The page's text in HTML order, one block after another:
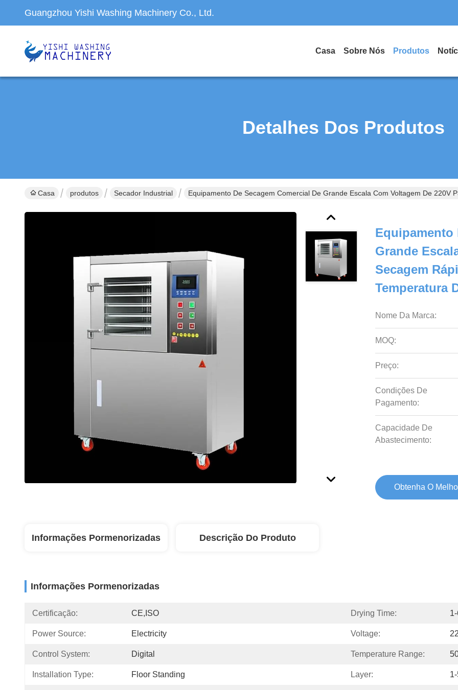
Guangzhou Yishi Washing Machinery Co., Ltd.
Casa Sobre Nós Produtos
Detalhes Dos Produtos
Casa produtos Secador Industrial Equipamento De Secagem Comercial De Grande Escala Com Voltagem De 220V
Equipamento
Grande
Secagem
Temperatura
Nome Da Marca:
MOQ:
Preço:
Condições De
Pagamento:
Capacidade De
Abastecimento:
Obtenha O
Informações Pormenorizadas Descrição Do Produto
Informações Pormenorizadas
Certificação: CE,ISO Drying Time:
Power Source: Electricity Voltage:
Control System: Digital Temperature Range:
Installation Type: Floor Standing Layer: